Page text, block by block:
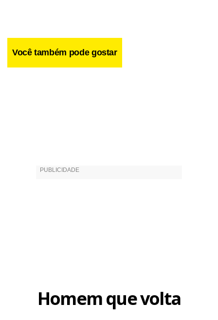
Você também pode gostar
Homem que volta